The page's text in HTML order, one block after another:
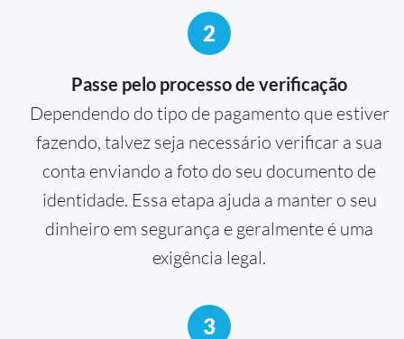
2
Passe pelo processo de verificação
Dependendo do tipo de pagamento que estiver
fazendo, talvez seja necessário verificar a sua
conta enviando a foto do seu documento de
identidade. Essa etapa ajuda a manter o seu
dinheiro em segurança e geralmente é uma
exigência legal.
3